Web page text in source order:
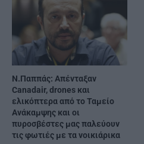
Ν.Παππάς: Απένταξαν
Canadair, drones και
ελικόπτερα από το Ταμείο
Ανάκαμψης και οι
πυροσβέστες μας παλεύουν
τις φωτιές με τα νοικιάρικα